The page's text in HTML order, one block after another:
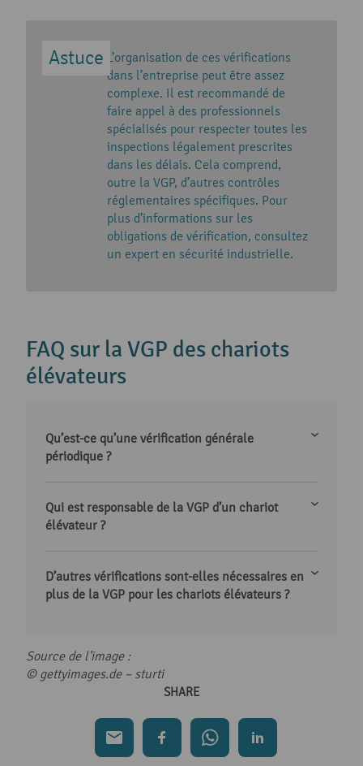
L’organisation de ces vérifications
dans l’entreprise peut être assez
complexe. Il est recommandé de
faire appel à des professionnels
spécialisés pour respecter toutes les
inspections légalement prescrites
dans les délais. Cela comprend,
outre la VGP, d’autres contrôles
réglementaires spécifiques. Pour
plus d’informations sur les
obligations de vérification, consultez
un expert en sécurité industrielle.
FAQ sur la VGP des chariots
élévateurs
Qu’est-ce qu’une vérification générale
périodique ?
Qui est responsable de la VGP d’un chariot
élévateur ?
D’autres vérifications sont-elles nécessaires en
plus de la VGP pour les chariots élévateurs ?
Source de l’image :
© gettyimages.de – sturti
SHARE